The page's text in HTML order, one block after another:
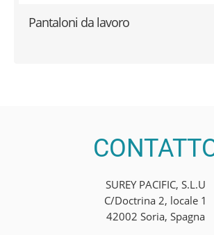
Pantaloni da lavoro
SUREY PACIFIC, S.L.U
C/Doctrina 2, locale 1
42002 Soria, Spagna